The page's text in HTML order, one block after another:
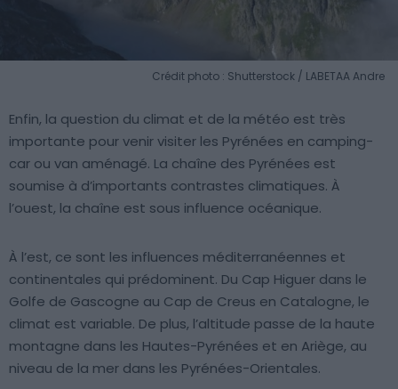
Crédit photo : Shutterstock / LABETAA Andre
Enfin, la question du climat et de la météo est très
importante pour venir visiter les Pyrénées en camping-
car ou van aménagé. La chaîne des Pyrénées est
soumise à d’importants contrastes climatiques. À
l’ouest, la chaîne est sous influence océanique.
À l’est, ce sont les influences méditerranéennes et
continentales qui prédominent. Du Cap Higuer dans le
Golfe de Gascogne au Cap de Creus en Catalogne, le
climat est variable. De plus, l’altitude passe de la haute
montagne dans les Hautes-Pyrénées et en Ariège, au
niveau de la mer dans les Pyrénées-Orientales.